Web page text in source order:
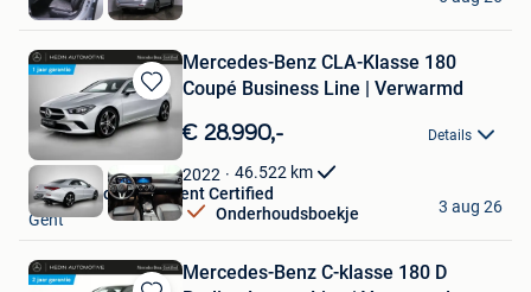
Gent
Bewaren
in
Favorieten
Mercedes-Benz CLA-Klasse 180
Coupé Business Line | Verwarmd
€ 28.990,- Details
2022 46.522 km
Onderhoudsboekje
Hedin Automotive Gent Certified
Gent
3 aug 26
Mercedes-Benz C-klasse 180 D